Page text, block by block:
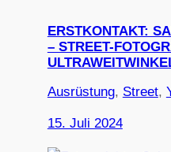
ERSTKONTAKT:
– STREET-
Ausrüstung, Street,
15. Juli 2024